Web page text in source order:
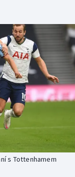
s Tottenhamem